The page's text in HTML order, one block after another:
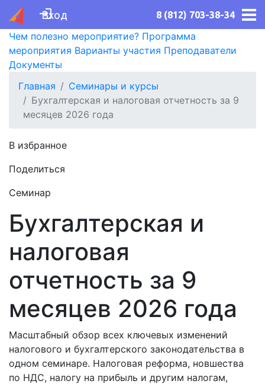
Вход 8 (812) 703-38-34
Чем полезно мероприятие? Программа
мероприятия Варианты участия Преподаватели
Документы
Главная
Семинары и курсы
Бухгалтерская и налоговая отчетность за 9
месяцев 2026 года
В избранное
Поделиться
Семинар
Бухгалтерская и
налоговая
отчетность за 9
месяцев 2026 года
Масштабный обзор всех ключевых изменений
налогового и бухгалтерского законодательства в
одном семинаре. Налоговая реформа, новшества
по НДС, налогу на прибыль и другим налогам,